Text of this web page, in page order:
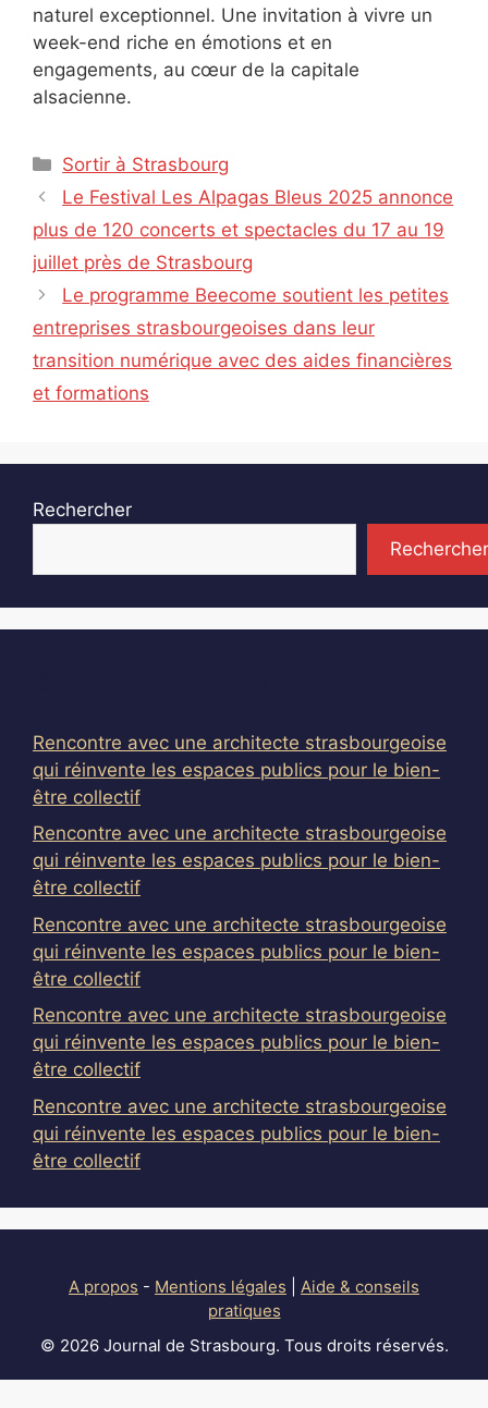
naturel exceptionnel. Une invitation à vivre un
week-end riche en émotions et en
engagements, au cœur de la capitale
alsacienne.
Catégories
Sortir à Strasbourg
Le Festival Les Alpagas Bleus 2025 annonce
plus de 120 concerts et spectacles du 17 au 19
juillet près de Strasbourg
Le programme Beecome soutient les petites
entreprises strasbourgeoises dans leur
transition numérique avec des aides financières
et formations
Rechercher
Rechercher
Rencontre avec une architecte strasbourgeoise
qui réinvente les espaces publics pour le bien-
être collectif
Rencontre avec une architecte strasbourgeoise
qui réinvente les espaces publics pour le bien-
être collectif
Rencontre avec une architecte strasbourgeoise
qui réinvente les espaces publics pour le bien-
être collectif
Rencontre avec une architecte strasbourgeoise
qui réinvente les espaces publics pour le bien-
être collectif
Rencontre avec une architecte strasbourgeoise
qui réinvente les espaces publics pour le bien-
être collectif
A propos - Mentions légales
Aide & conseils
pratiques
© 2026 Journal de Strasbourg. Tous droits réservés.